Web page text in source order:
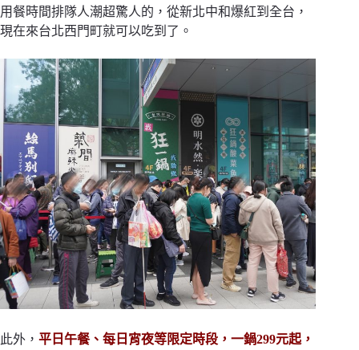
用餐時間排隊人潮超驚人的，從新北中和爆紅到全台，
現在來台北西門町就可以吃到了。
此外， 平日午餐、每日宵夜等限定時段，一鍋299元起，